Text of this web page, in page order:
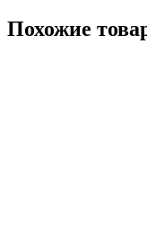
Похожие